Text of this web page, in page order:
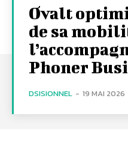
Ovalt
de sa
Phoner
DSISIONNEL - 19 MAI 2026